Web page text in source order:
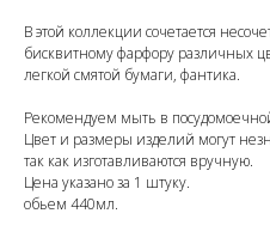
В этой коллекции сочетается
бисквитному фарфору различных
легкой смятой бумаги, фантика.
Рекомендуем мыть в
Цвет и размеры изделий могут
так как изготавливаются вручную.
Цена указано за 1 штуку.
обьем 440мл.